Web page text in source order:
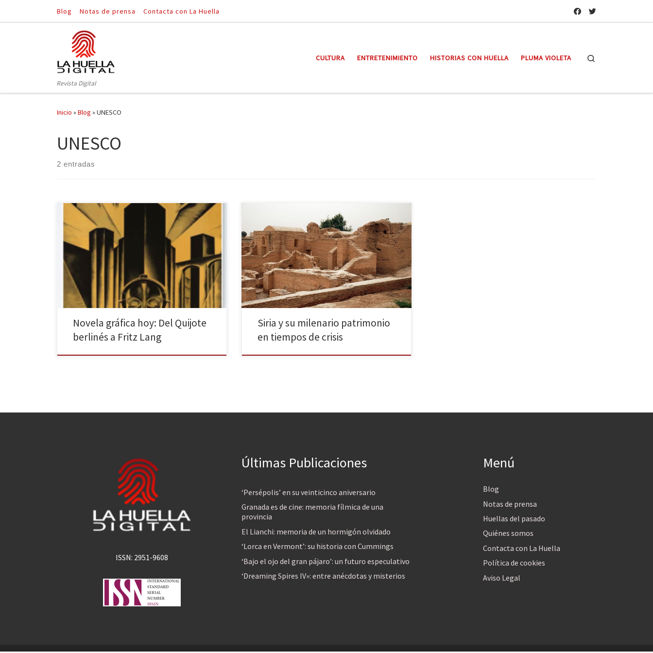
Saltar al contenido
Blog Notas de prensa Contacta con La Huella
Revista Digital
CULTURA ENTRETENIMIENTO HISTORIAS CON HUELLA PLUMA VIOLETA
Inicio »Blog »UNESCO
UNESCO
2 entradas
Uno de los géneros más destacables de las últimas
décadas es la novela gráfica. En otros artículos, La
Huella Digital ha hecho reseñas de muchas obras, pues
cuentan con un público creciente. A medio camino
entre el cómic y la literatura tradicional, se han creado
auténticas obras de arte por […]
Novela gráfica hoy: Del Quijote
berlinés a Fritz Lang
El pasado miércoles 18 de junio, el profesor de la
Universidad Complutense, D. Pablo Sapag ofreció una
conferencia sobre el patrimonio cultural en Siria en el
Centro Cultural Árabe Sirio de Madrid que abría un
atisbo de esperanza para un presente trágico. El Prof.
Sapag comenzó contextualizando la situación de […]
Siria y su milenario patrimonio
en tiempos de crisis
ISSN: 2951-9608
Últimas Publicaciones
‘Persépolis’ en su veinticinco aniversario
Granada es de cine: memoria fílmica de una
provincia
El Lianchi: memoria de un hormigón olvidado
‘Lorca en Vermont’: su historia con Cummings
‘Bajo el ojo del gran pájaro’: un futuro especulativo
‘Dreaming Spires IV»: entre anécdotas y misterios
Menú
Blog
Notas de prensa
Huellas del pasado
Quiénes somos
Contacta con La Huella
Política de cookies
Aviso Legal